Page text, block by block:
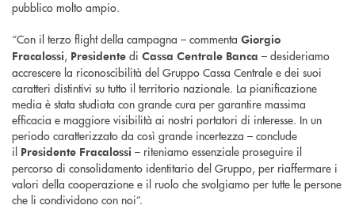
pubblico molto ampio.
“Con il terzo flight della campagna – commenta Giorgio
Fracalossi, Presidente di Cassa Centrale Banca – desideriamo
accrescere la riconoscibilità del Gruppo Cassa Centrale e dei suoi
caratteri distintivi su tutto il territorio nazionale. La pianificazione
media è stata studiata con grande cura per garantire massima
efficacia e maggiore visibilità ai nostri portatori di interesse. In un
periodo caratterizzato da così grande incertezza – conclude
il Presidente Fracalossi – riteniamo essenziale proseguire il
percorso di consolidamento identitario del Gruppo, per riaffermare i
valori della cooperazione e il ruolo che svolgiamo per tutte le persone
che li condividono con noi”.